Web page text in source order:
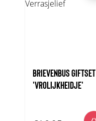
BRIEVENBUS GIFTSET
'VROLIJKHEIDJE'